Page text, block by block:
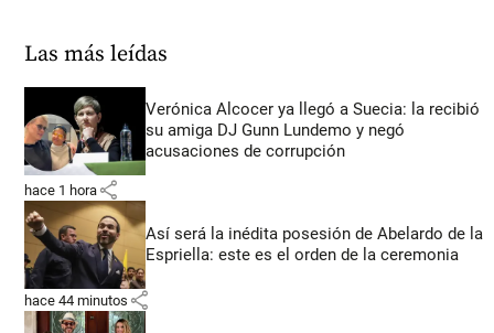
Las más leídas
Verónica Alcocer ya llegó a Suecia: la recibió
su amiga DJ Gunn Lundemo y negó
acusaciones de corrupción
hace 1 hora share
Así será la inédita posesión de Abelardo de la
Espriella: este es el orden de la ceremonia
hace 44 minutos share